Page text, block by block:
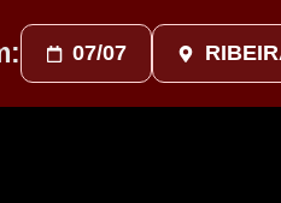
07/07